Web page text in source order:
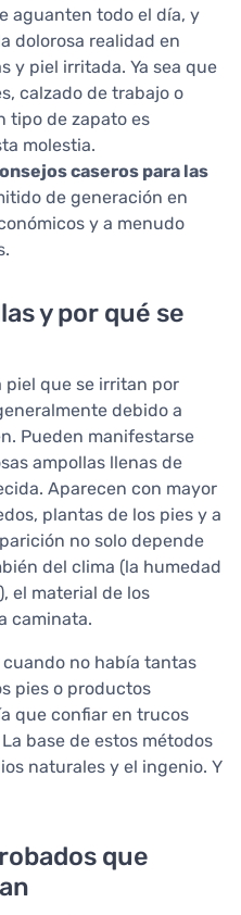
aguanten todo el día, y
dolorosa realidad en
y piel irritada. Ya sea que
calzado de trabajo o
tipo de zapato es
molestia.
caseros para las
de generación en
y a menudo
y por qué se
piel que se irritan por
debido a
Pueden manifestarse
ampollas llenas de
Aparecen con mayor
plantas de los pies y a
no solo depende
del clima (la humedad
el material de los
caminata.
no había tantas
pies o productos
que confiar en trucos
base de estos métodos
naturales y el ingenio. Y
que